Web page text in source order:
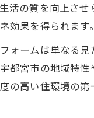
活の質を向上さ
効果を得られます。
ォームは単なる
都宮市の地域特
の高い住環境の第